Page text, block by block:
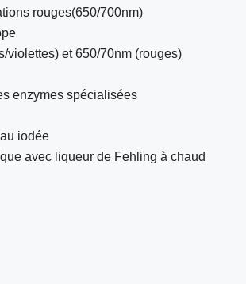
rouges(650/700nm)
violettes) et 650/70nm (rouges)
enzymes spécialisées
iodée
avec liqueur de Fehling à chaud